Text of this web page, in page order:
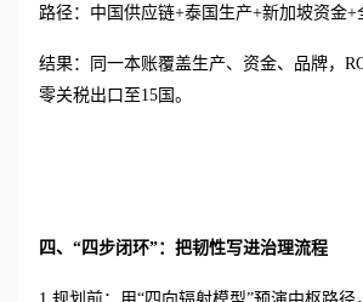
路径：中国供应链+泰国生产+新加坡资金+
结果：同一本账覆盖生产、资金、品牌，
零关税出口至15国。
四、 “四步闭环”：把韧性写进治理流程